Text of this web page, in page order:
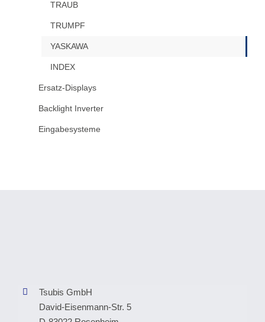
TRAUB
TRUMPF
YASKAWA
INDEX
Ersatz-Displays
Backlight Inverter
Eingabesysteme
Tsubis GmbH
David-Eisenmann-Str. 5